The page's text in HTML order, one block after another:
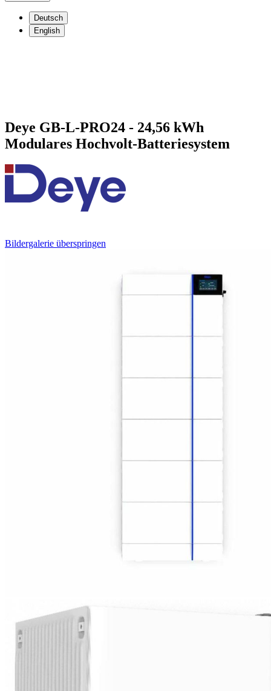
Deutsch
English
Deye GB-L-PRO24 - 24,56 kWh
Modulares Hochvolt-Batteriesystem
Bildergalerie überspringen